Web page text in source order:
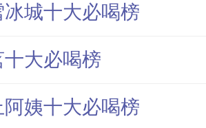
冰城十大必喝榜
十大必喝榜
阿姨十大必喝榜